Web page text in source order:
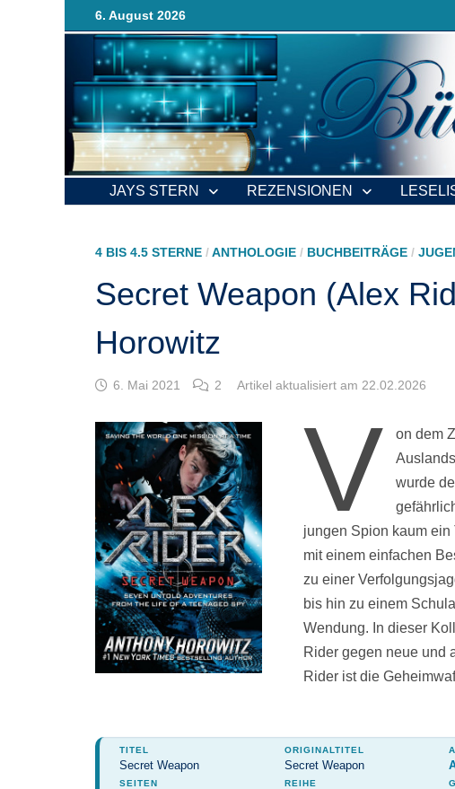
Zurück
zum
6. August 2026
JAYS STERN REZENSIONEN
4 BIS 4.5 STERNE /ANTHOLOGIE / BUCHBEITRÄGE /
Secret Weapon (Alex
Horowitz
6. Mai 2021 2 Artikel aktualisiert am 22.02.2026
V
on dem
wurde
jungen Spion kaum
mit einem einfachen
zu einer
bis hin zu einem
Wendung. In dieser
Rider gegen neue und
Rider ist die
TITEL
Secret Weapon
ORIGINALTITEL
Secret Weapon
SEITEN REIHE